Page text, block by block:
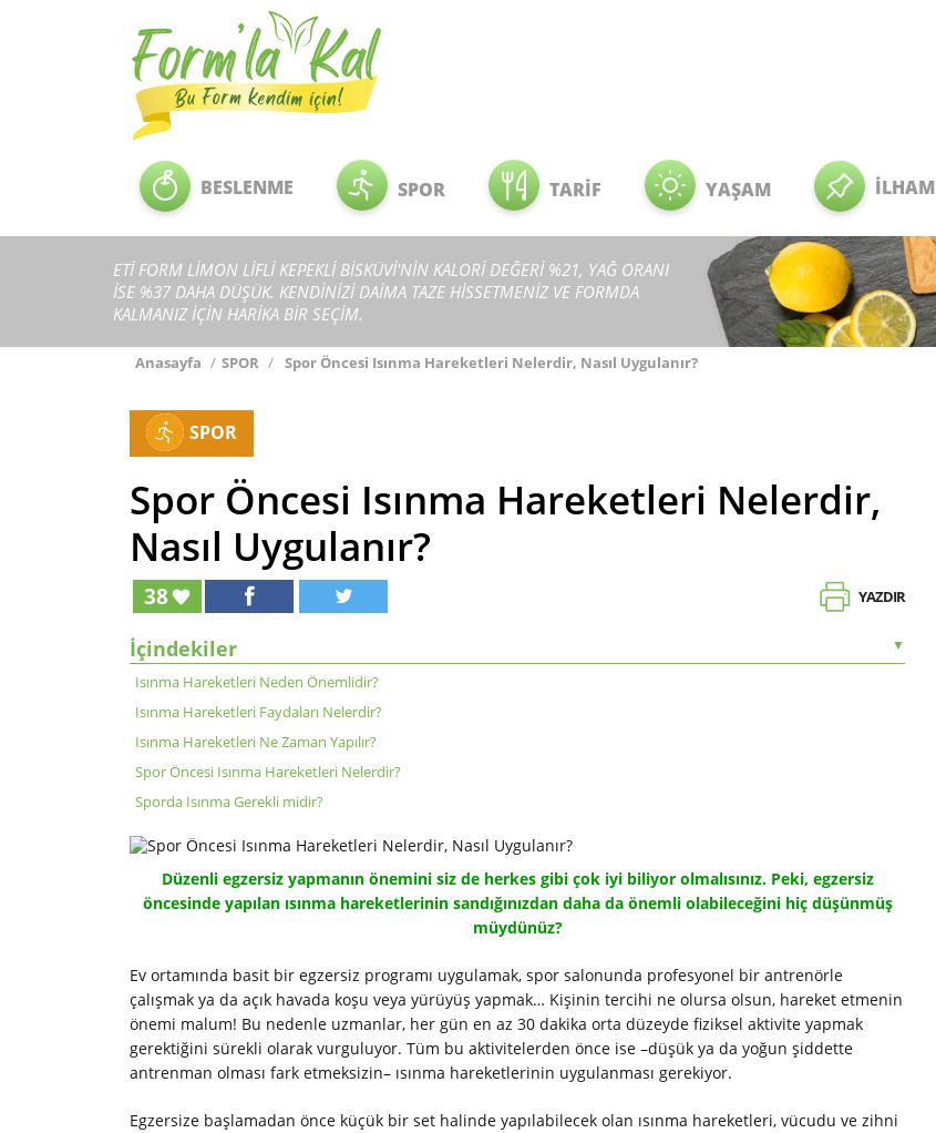
BESLENME SPOR TARİF YAŞAM İLHAM
ETİ FORM LİMON LİFLİ KEPEKLİ BİSKÜVİ'NİN KALORİ DEĞERİ %21, YAĞ ORANI
İSE %37 DAHA DÜŞÜK. KENDİNİZİ DAİMA TAZE HİSSETMENİZ VE FORMDA
KALMANIZ İÇİN HARİKA BİR SEÇİM.
Anasayfa / SPOR / Spor Öncesi Isınma Hareketleri Nelerdir, Nasıl Uygulanır?
SPOR
Spor Öncesi Isınma Hareketleri Nelerdir,
Nasıl Uygulanır?
38 YAZDIR
İçindekiler ▼
Isınma Hareketleri Neden Önemlidir?
Isınma Hareketleri Faydaları Nelerdir?
Isınma Hareketleri Ne Zaman Yapılır?
Spor Öncesi Isınma Hareketleri Nelerdir?
Sporda Isınma Gerekli midir?
Düzenli egzersiz yapmanın önemini siz de herkes gibi çok iyi biliyor olmalısınız. Peki, egzersiz
öncesinde yapılan ısınma hareketlerinin sandığınızdan daha da önemli olabileceğini hiç düşünmüş
müydünüz?
Ev ortamında basit bir egzersiz programı uygulamak, spor salonunda profesyonel bir antrenörle
çalışmak ya da açık havada koşu veya yürüyüş yapmak… Kişinin tercihi ne olursa olsun, hareket etmenin
önemi malum! Bu nedenle uzmanlar, her gün en az 30 dakika orta düzeyde fiziksel aktivite yapmak
gerektiğini sürekli olarak vurguluyor. Tüm bu aktivitelerden önce ise –düşük ya da yoğun şiddette
antrenman olması fark etmeksizin– ısınma hareketlerinin uygulanması gerekiyor.
Egzersize başlamadan önce küçük bir set halinde yapılabilecek olan ısınma hareketleri, vücudu ve zihni